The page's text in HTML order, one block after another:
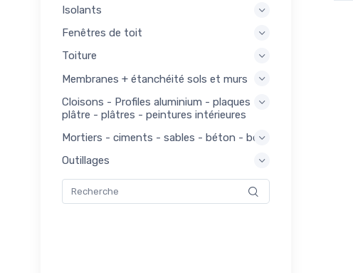
Isolants
Fenêtres de toit
Toiture
Membranes + étanchéité sols et murs
Cloisons - Profiles aluminium - plaques
plâtre - plâtres - peintures intérieures
Mortiers - ciments - sables - béton - bois
Outillages